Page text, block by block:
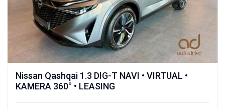
Nissan Qashqai 1.3 DIG-T NAVI • VIRTUAL •
KAMERA 360° • LEASING